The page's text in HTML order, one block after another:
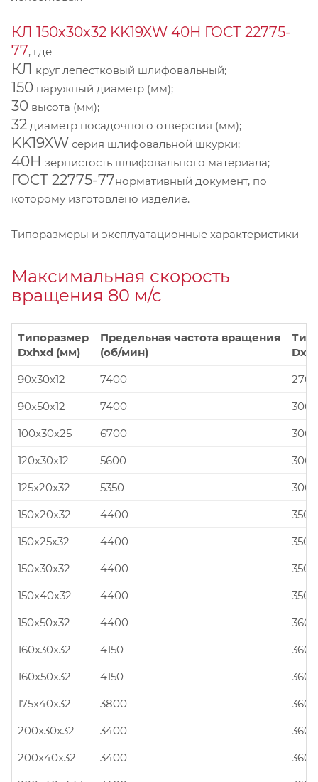
КЛ 150х30х32 KK19XW 40Н ГОСТ 22775-
77, где
КЛ круг лепестковый шлифовальный;
150 наружный диаметр (мм);
30 высота (мм);
32 диаметр посадочного отверстия (мм);
KK19XW серия шлифовальной шкурки;
40Н зернистость шлифовального материала;
ГОСТ 22775-77нормативный документ, по
которому изготовлено изделие.
Типоразмеры и эксплуатационные характеристики
Максимальная скорость
вращения 80 м/с
Типоразмер
Dxhxd (мм)
Предельная частота вращения
(об/мин)
90x30x12
7400
90x50x12
7400
100x30x25
6700
120x30x12
5600
125x20x32
5350
150x20x32
4400
150x25x32
4400
150x30x32
4400
150x40x32
4400
150x50x32
4400
160x30x32
4150
160x50x32
4150
175x40x32
3800
200x30x32
3400
200x40x32
3400